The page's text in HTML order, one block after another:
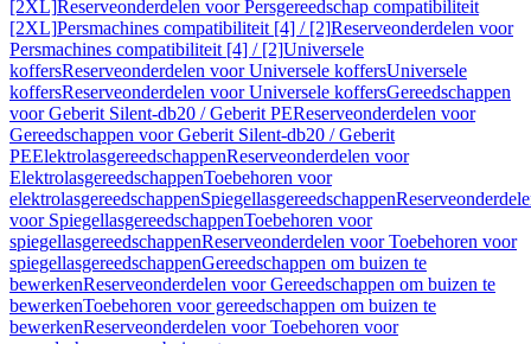
[2XL]Reserveonderdelen voor Persgereedschap compatibiliteit
[2XL]Persmachines compatibiliteit [4] / [2]Reserveonderdelen voor
Persmachines compatibiliteit [4] / [2]Universele
koffersReserveonderdelen voor Universele koffersUniversele
koffersReserveonderdelen voor Universele koffersGereedschappen
voor Geberit Silent-db20 / Geberit PEReserveonderdelen voor
Gereedschappen voor Geberit Silent-db20 / Geberit
PEElektrolasgereedschappenReserveonderdelen voor
ElektrolasgereedschappenToebehoren voor
elektrolasgereedschappenSpiegellasgereedschappen
voor SpiegellasgereedschappenToebehoren voor
spiegellasgereedschappenReserveonderdelen voor Toebehoren voor
spiegellasgereedschappenGereedschappen om buizen te
bewerkenReserveonderdelen voor Gereedschappen om buizen te
bewerkenToebehoren voor gereedschappen om buizen te
bewerkenReserveonderdelen voor Toebehoren voor